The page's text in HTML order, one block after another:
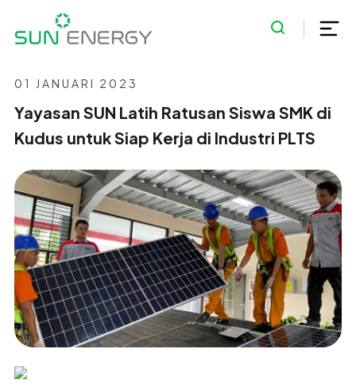
01 JANUARI 2023
Yayasan SUN Latih Ratusan Siswa SMK di
Kudus untuk Siap Kerja di Industri PLTS